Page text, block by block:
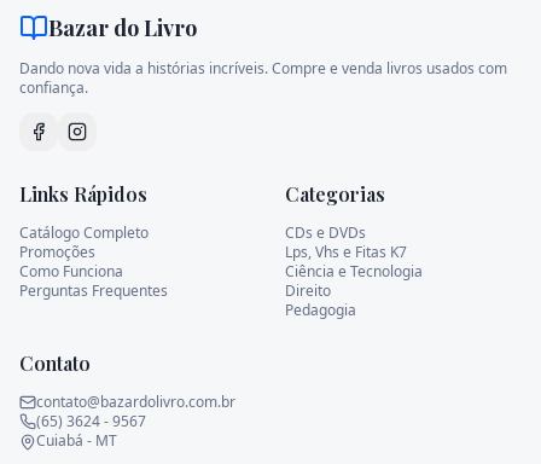
Bazar do Livro
Dando nova vida a histórias incríveis. Compre e venda livros usados com
confiança.
Links Rápidos
Catálogo Completo
Promoções
Como Funciona
Perguntas Frequentes
Categorias
CDs e DVDs
Lps, Vhs e Fitas K7
Ciência e Tecnologia
Direito
Pedagogia
Contato
contato@bazardolivro.com.br
(65) 3624 - 9567
Cuiabá - MT